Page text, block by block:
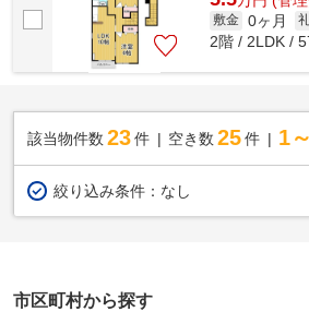
敷金 0ヶ月
2階 / 2LDK /
該当物件数 23件 空き数 25 件 1
絞り込み条件： なし
市区町村から探す